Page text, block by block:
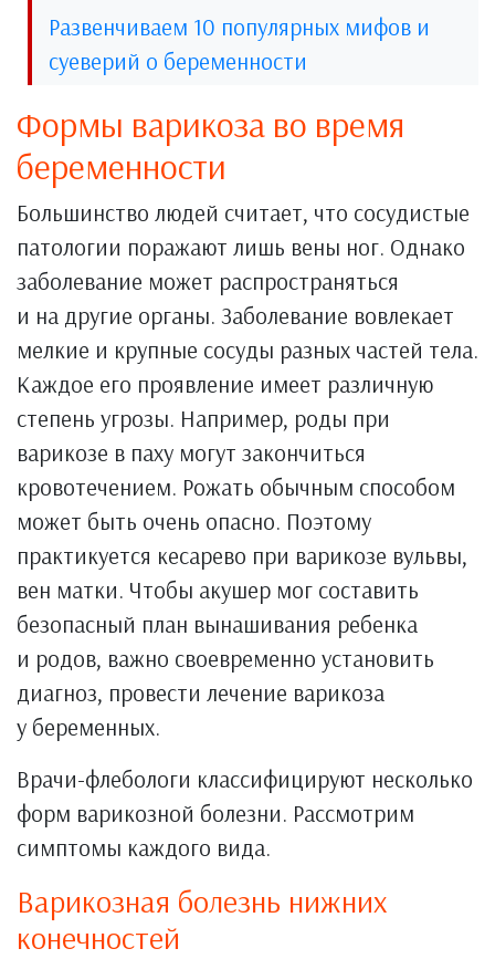
Развенчиваем 10 популярных мифов и
суеверий о беременности
Формы варикоза во время
беременности
Большинство людей считает, что сосудистые
патологии поражают лишь вены ног. Однако
заболевание может распространяться
и на другие органы. Заболевание вовлекает
мелкие и крупные сосуды разных частей тела.
Каждое его проявление имеет различную
степень угрозы. Например, роды при
варикозе в паху могут закончиться
кровотечением. Рожать обычным способом
может быть очень опасно. Поэтому
практикуется кесарево при варикозе вульвы,
вен матки. Чтобы акушер мог составить
безопасный план вынашивания ребенка
и родов, важно своевременно установить
диагноз, провести лечение варикоза
у беременных.
Врачи-флебологи классифицируют несколько
форм варикозной болезни. Рассмотрим
симптомы каждого вида.
Варикозная болезнь нижних
конечностей